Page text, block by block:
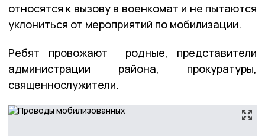
относятся к вызову в военкомат и не пытаются
уклониться от мероприятий по мобилизации.
Ребят провожают родные, представители
администрации района, прокуратуры,
священнослужители.